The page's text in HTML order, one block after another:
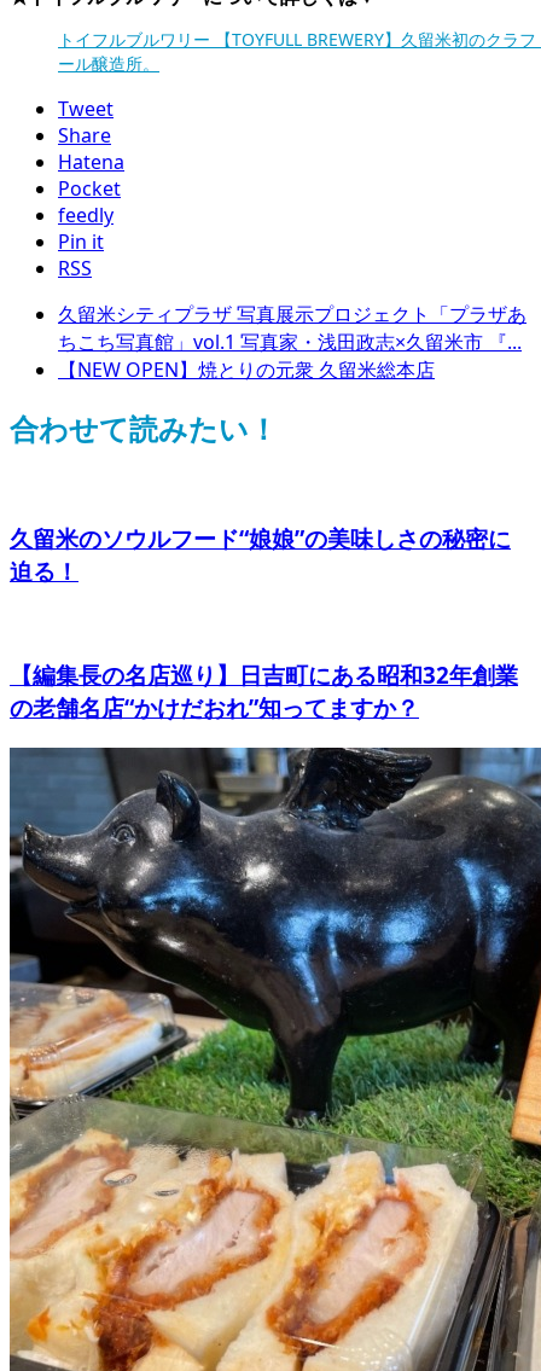
トイフルブルワリー 【TOYFULL BREWERY】久留米初のクラ
ール醸造所。
Tweet
Share
Hatena
Pocket
feedly
Pin it
RSS
久留米シティプラザ 写真展示プロジェクト「プラザあ
ちこち写真館」vol.1 写真家・浅田政志×久留米市 『...
【NEW OPEN】焼とりの元衆 久留米総本店
合わせて読みたい！
久留米のソウルフード“娘娘”の美味しさの秘密に
迫る！
【編集長の名店巡り】日吉町にある昭和32年創業
の老舗名店“かけだおれ”知ってますか？